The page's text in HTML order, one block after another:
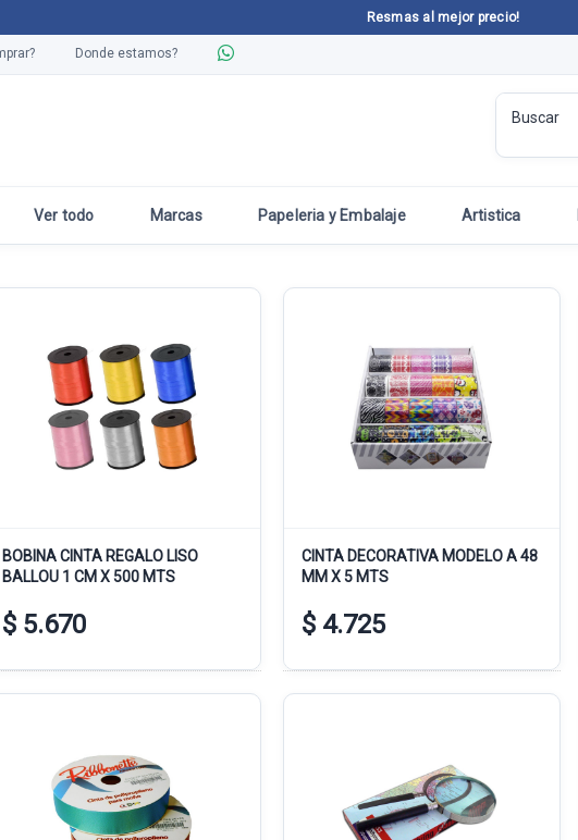
Resmas al mejor precio!
Donde estamos?
Ver todo Marcas Papeleria y Embalaje Artistica
BOBINA CINTA REGALO LISO
BALLOU 1 CM X 500 MTS
$ 5.670
CINTA DECORATIVA MODELO A 48
MM X 5 MTS
$ 4.725